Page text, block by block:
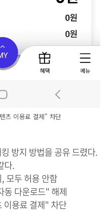
츠 이용료 결제" 차단
방지 방법을 공유 드렸다.
다.
모두 허용 안함
동 다운로드" 해제
용료 결제" 차단